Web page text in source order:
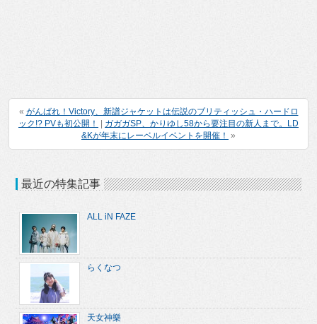
« がんばれ！Victory、新譜ジャケットは伝説のブリティッシュ・ハードロ
ック!? PVも初公開！
ガガガSP、かりゆし58から要注目の新人まで。LD
&Kが年末にレーベルイベントを開催！ »
最近の特集記事
ALL iN FAZE
らくなつ
天女神樂